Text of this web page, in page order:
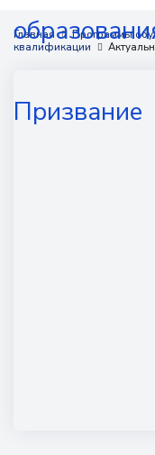
Программы обучения
Бесплатное обучение
Главная Программы
квалификации